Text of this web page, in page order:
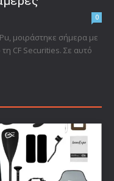
0
μοιράστηκε σήμερα με
CF Securities. Σε αυτό